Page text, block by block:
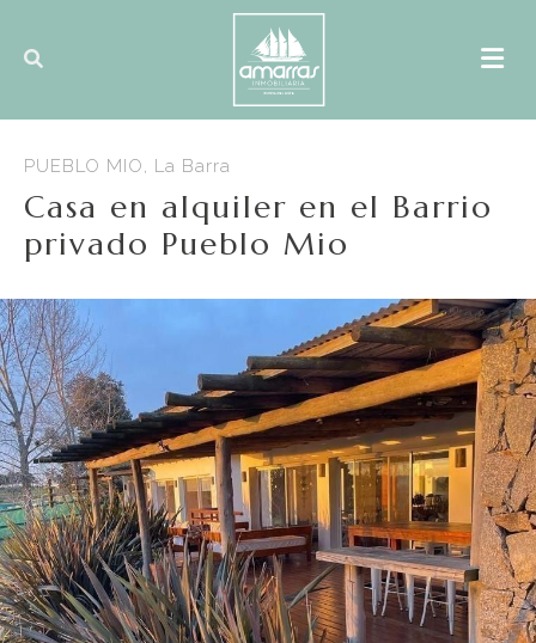
PUEBLO MIO, La Barra
Casa en alquiler en el Barrio
privado Pueblo Mio